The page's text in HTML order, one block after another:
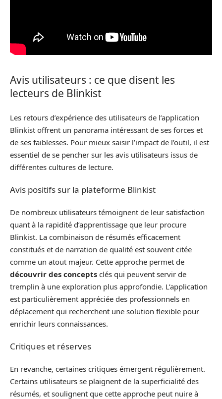
Avis utilisateurs : ce que disent les
lecteurs de Blinkist
Les retours d’expérience des utilisateurs de l’application
Blinkist offrent un panorama intéressant de ses forces et
de ses faiblesses. Pour mieux saisir l’impact de l’outil, il est
essentiel de se pencher sur les avis utilisateurs issus de
différentes cultures de lecture.
Avis positifs sur la plateforme Blinkist
De nombreux utilisateurs témoignent de leur satisfaction
quant à la rapidité d’apprentissage que leur procure
Blinkist. La combinaison de résumés efficacement
constitués et de narration de qualité est souvent citée
comme un atout majeur. Cette approche permet de
découvrir des concepts clés qui peuvent servir de
tremplin à une exploration plus approfondie. L’application
est particulièrement appréciée des professionnels en
déplacement qui recherchent une solution flexible pour
enrichir leurs connaissances.
Critiques et réserves
En revanche, certaines critiques émergent régulièrement.
Certains utilisateurs se plaignent de la superficialité des
résumés, et soulignent que cette approche peut nuire à